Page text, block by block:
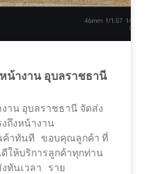
น้างาน อุบลราชธานี
าน อุบลราชธานี จัดส่ง
ถึงหน้างาน
ค้าทันที ขอบคุณลูกค้า ที่
ดีให้บริการลูกค้าทุกท่าน
งทันเวลา ราย